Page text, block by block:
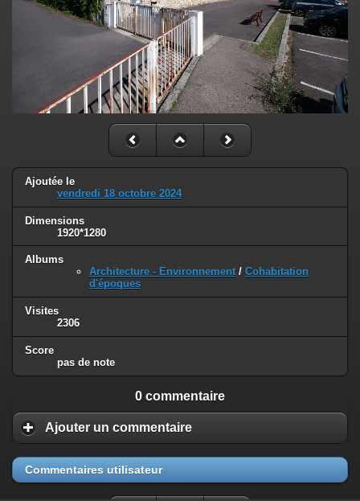
Ajoutée le
vendredi 18 octobre 2024
Dimensions
1920*1280
Albums
Architecture - Environnement / Cohabitation
d'époques
Visites
2306
Score
pas de note
0 commentaire
Ajouter un commentaire
Commentaires utilisateur